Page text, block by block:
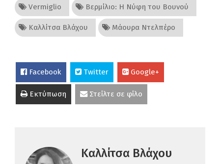
Vermiglio Βερμίλιο: Η Νύφη του Βουνού
Καλλίτσα Βλάχου Μάουρα Ντελπέρο
Facebook Twitter Google+
Εκτύπωση Στείλτε σε φίλο
Καλλίτσα Βλάχου